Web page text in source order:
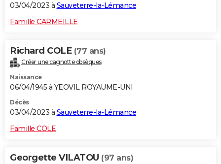
03/04/2023 à Sauveterre-la-Lémance
Famille CARMEILLE
Richard COLE (77 ans)
Créer une cagnotte obsèques
Naissance
06/04/1945 à YEOVIL ROYAUME-UNI
Décès
03/04/2023 à Sauveterre-la-Lémance
Famille COLE
Georgette VILATOU (97 ans)